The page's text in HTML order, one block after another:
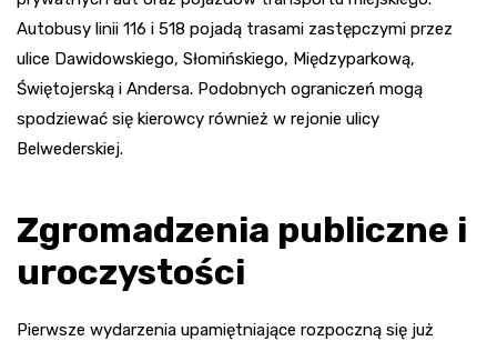
Autobusy linii 116 i 518 pojadą trasami zastępczymi przez
ulice Dawidowskiego, Słomińskiego, Międzyparkową,
Świętojerską i Andersa. Podobnych ograniczeń mogą
spodziewać się kierowcy również w rejonie ulicy
Belwederskiej.
Zgromadzenia publiczne i
uroczystości
Pierwsze wydarzenia upamiętniające rozpoczną się już